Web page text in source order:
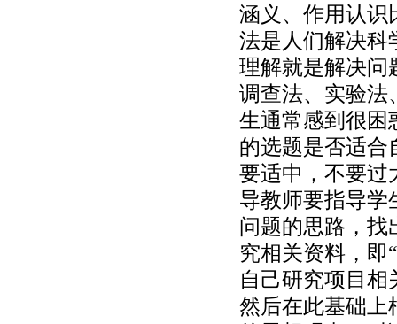
涵义、作用认识
法是人们解决科
理解就是解决问
调查法、实验法
生通常感到很困
的选题是否适合
要适中，不要过
导教师要指导学
问题的思路，找
究相关资料，即
自己研究项目
然后在此基础上